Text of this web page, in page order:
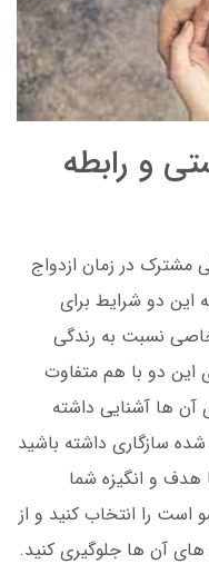
و رابطه
مشترک در زمان ازدواج
دو شرایط برای
نسبت به رندگی
این دو با هم متفاوت
ها آشنایی داشته
شده سازگاری داشته باشید
هدف و انگیزه شما
است را انتخاب کنید و از
آن ها جلوگیری کنید.